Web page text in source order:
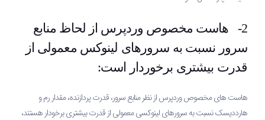
2- هاست مخصوص وردپرس از لحاظ منابع
سرور نسبت به سرورهای لینوکس معمولی از
قدرت بیشتری برخوردار است:
هاست های مخصوص وردپرس از نظر منابع سرور، قدرت پردازنده، مقدار رم و
هارددیسک نسبت به سرورهای لینوکسی معمولی از قدرت بیشتری برخودار هستند،